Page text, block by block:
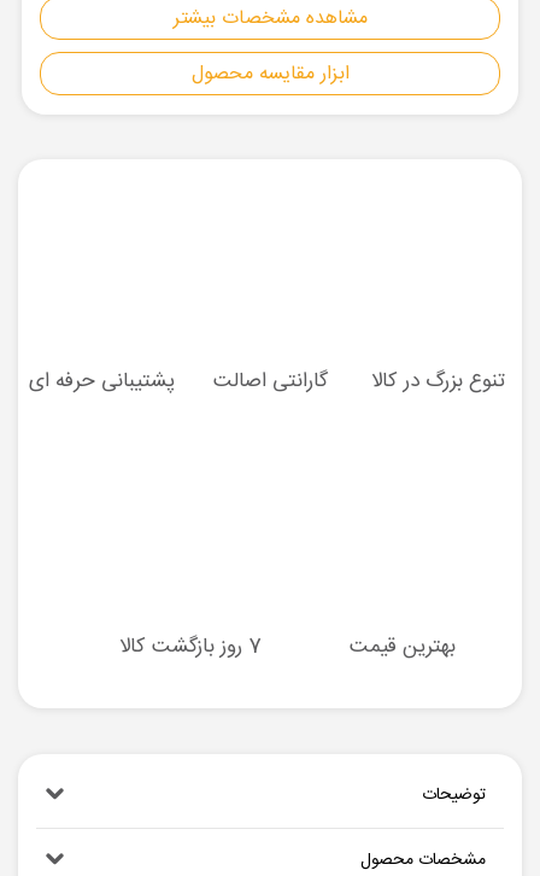
مشاهده مشخصات بیشتر
ابزار مقایسه محصول
تنوع بزرگ در کالا گارانتی اصالت پشتیبانی حرفه ای
بهترین قیمت 7 روز بازگشت کالا
توضیحات
مشخصات محصول